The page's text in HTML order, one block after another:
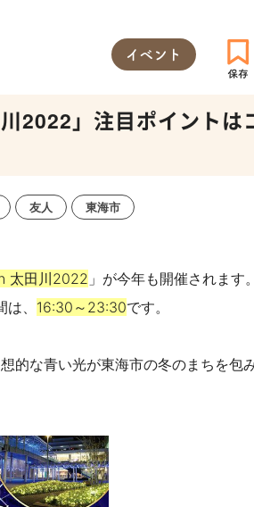
イベント
2022」注目ポイントは
友人 東海市
太田川2022 」が今年も開催されます
、 16:30～23:30です。
的な青い光が東海市の冬のまちを包